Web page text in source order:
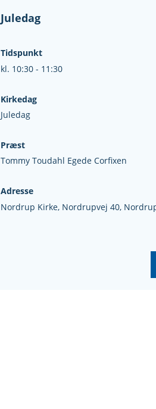
Juledag
Tidspunkt
kl. 10:30 - 11:30
Kirkedag
Juledag
Præst
Tommy Toudahl Egede Corfixen
Adresse
Nordrup Kirke, Nordrupvej 40,